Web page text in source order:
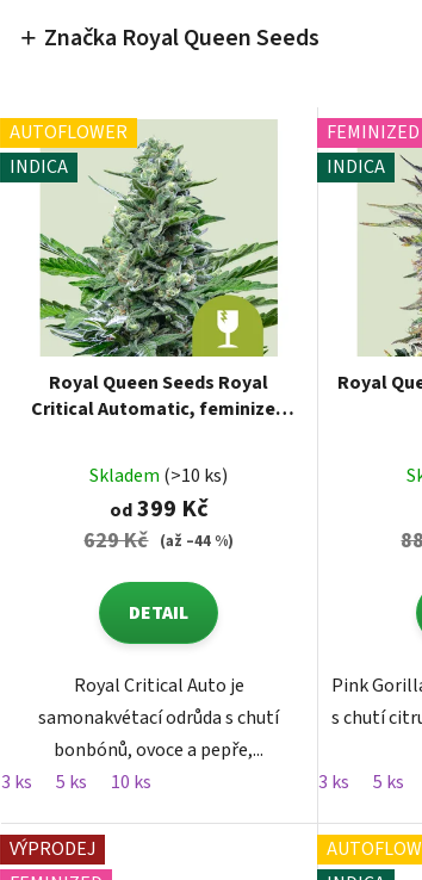
Značka Royal Queen Seeds
AUTOFLOWER
INDICA
Royal Queen Seeds Royal
Critical Automatic, feminized
Skladem (>10 ks)
od399 Kč
629 Kč (až –44 %)
DETAIL
Royal Critical Auto je
samonakvétací odrůda s chutí
bonbónů, ovoce a pepře,...
3 ks
5 ks 10 ks
FEMINIZED
INDICA
Royal
Pink
s chutí
3 ks
5 ks
VÝPRODEJ